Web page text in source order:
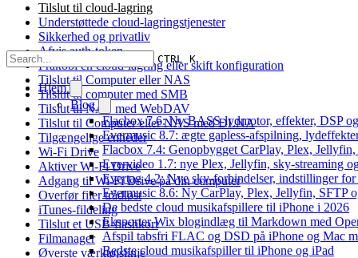
CTRL K
Hjem
Blog
Flacbox 7.6: Ny BASS-lydmotor, effekter, DSP
Evermusic 8.7: ægte gapless-afspilning,
Flacbox 7.4: Genopbygget CarPlay, Plex,
Evervideo 1.7: nye Plex, Jellyfin, sky-streaming
Evertag 4.2: Nye sky-forbindelser, indstillinger
Evermusic 8.6: Ny CarPlay, Plex, Jellyfin, SFTP
De bedste cloud musikafspillere til iPhone i 2026
Eksporter Wix blogindlæg til Markdown med
Afspil tabsfri FLAC og DSD på iPhone og Mac
Bedste cloud musikafspiller til iPhone og iPad
Tilslut til cloud-lagring
Understøttede cloud-lagringstjenester
Sikkerhed og privatliv
Afvis auth-token
Frakobl en cloud-lagring eller skift konfiguration
Tilslut til Computer eller NAS
Tilslut til computer med SMB
Tilslut til NAS med WebDAV
Tilslut til Computer eller NAS med DLNA
Tilgængelige enheder
Wi-Fi Drive
Aktiver Wi-Fi Drive
Adgang til Wi-Fi Drive på din computer
Overfør filer trådløst
iTunes-fildeling
Tilslut et USB-flashkort
Filmanager
Øverste værktøjslinje